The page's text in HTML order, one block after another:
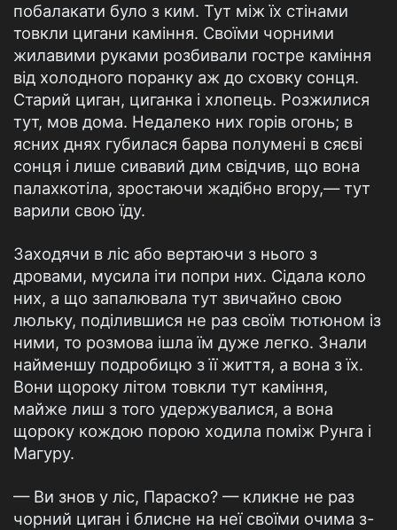
побалакати було з ким. Тут між їх стінами
товкли цигани каміння. Своїми чорними
жилавими руками розбивали гостре каміння
від холодного поранку аж до сховку сонця.
Старий циган, циганка і хлопець. Розжилися
тут, мов дома. Недалеко них горів огонь; в
ясних днях губилася барва полумені в сяєві
сонця і лише сивавий дим свідчив, що вона
палахкотіла, зростаючи жадібно вгору,— тут
варили свою їду.
Заходячи в ліс або вертаючи з нього з
дровами, мусила іти попри них. Сідала коло
них, а що запалювала тут звичайно свою
люльку, поділившися не раз своїм тютюном із
ними, то розмова ішла їм дуже легко. Знали
найменшу подробицю з її життя, а вона з їх.
Вони щороку літом товкли тут каміння,
майже лиш з того удержувалися, а вона
щороку кождою порою ходила поміж Рунга і
Магуру.
— Ви знов у ліс, Параско? — кликне не раз
чорний циган і блисне на неї своїми очима з-